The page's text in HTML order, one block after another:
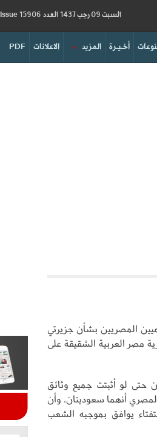
السبت 09 رجب 1437 العدد 15906 Issue
PDF الاعلانات المزيد أخـيـرة
المصريين بشأن جزيرتي
مصر العربية الشقيقة على
حتى لو أثبتت جميع وثائق
المصري أنهما سعوديتان، وأن
يوافق بموجبه الشعب